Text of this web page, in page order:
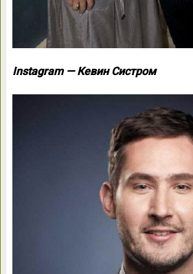
Instagram — Кевин Систром